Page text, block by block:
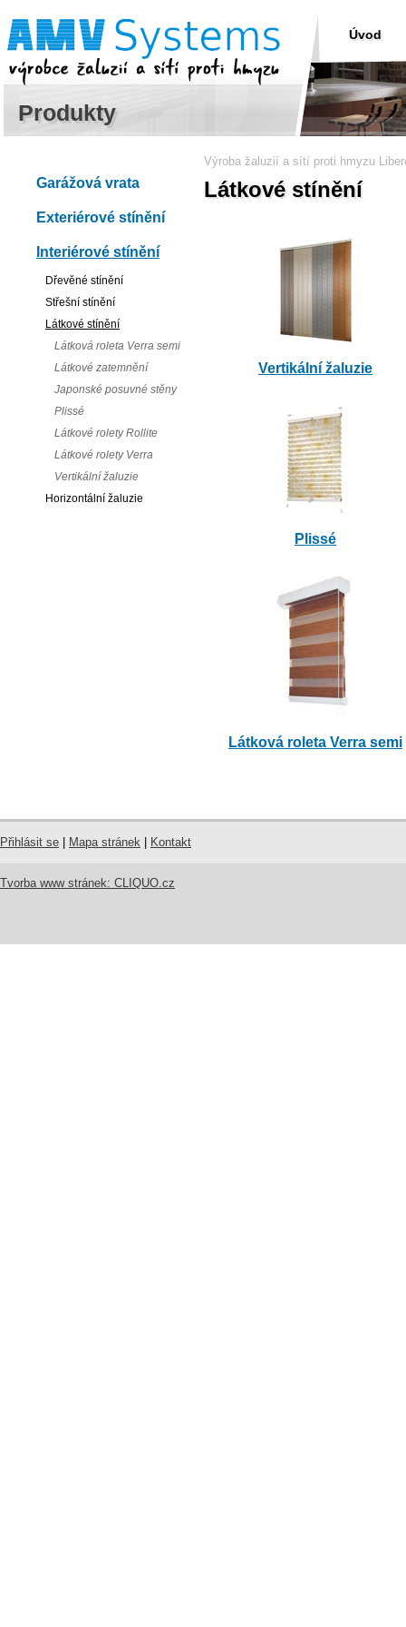
Úvod
Produkty
Garážová vrata
Exteriérové stínění
Interiérové stínění
Dřevěné stínění
Střešní stínění
Látkové stínění
Látková roleta Verra semi
Látkové zatemnění
Japonské posuvné stěny
Plissé
Látkové rolety Rollite
Látkové rolety Verra
Vertikální žaluzie
Horizontální žaluzie
Výroba žaluzií a sítí proti hmyzu
Látkové stínění
Vertikální žaluzie
Plissé
Látková roleta Verra semi
Přihlásit se Mapa stránek Kontakt
Tvorba www stránek: CLIQUO.cz